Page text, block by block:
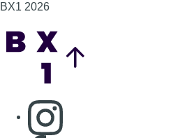
BX1 2026
Consulter page Instagram